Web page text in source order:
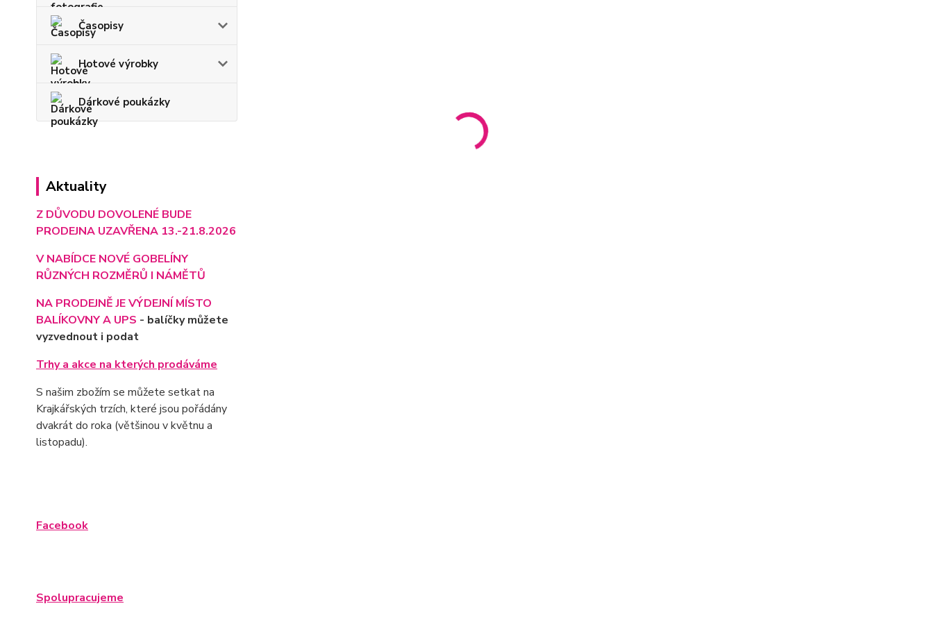
Časopisy
Hotové výrobky
Dárkové poukázky
Aktuality
Z DŮVODU DOVOLENÉ BUDE
PRODEJNA UZAVŘENA 13.-21.8.2026
V NABÍDCE NOVÉ GOBELÍNY
RŮZNÝCH ROZMĚRŮ I NÁMĚTŮ
NA PRODEJNĚ JE VÝDEJNÍ MÍSTO
BALÍKOVNY A UPS - balíčky můžete
vyzvednout i podat
Trhy a akce na kterých prodáváme
S našim zbožím se můžete setkat na
Krajkářských trzích, které jsou pořádány
dvakrát do roka (většinou v květnu a
listopadu).
Facebook
Spolupracujeme